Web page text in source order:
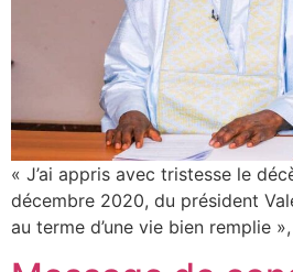
« J’ai appris avec tristesse le
décembre 2020, du président
au terme d’une vie bien remplie »,